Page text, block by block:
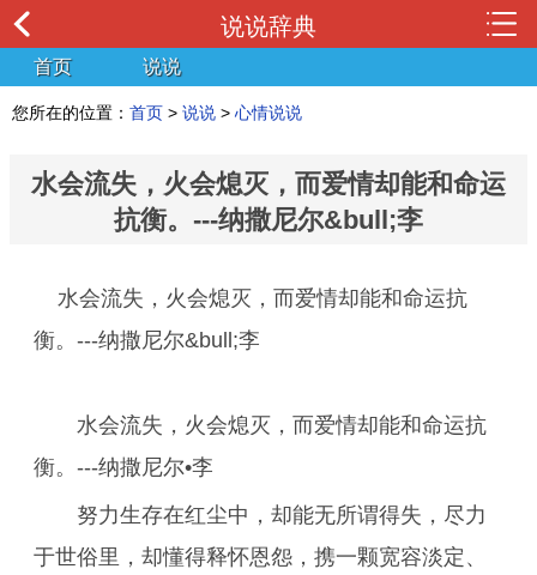
说说辞典
首页 说说
您所在的位置： 首页 > 说说 > 心情说说
水会流失，火会熄灭，而爱情却能和命运
抗衡。---纳撒尼尔&bull;李
水会流失，火会熄灭，而爱情却能和命运抗
衡。---纳撒尼尔&bull;李
水会流失，火会熄灭，而爱情却能和命运抗
衡。---纳撒尼尔•李
努力生存在红尘中，却能无所谓得失，尽力
于世俗里，却懂得释怀恩怨，携一颗宽容淡定、